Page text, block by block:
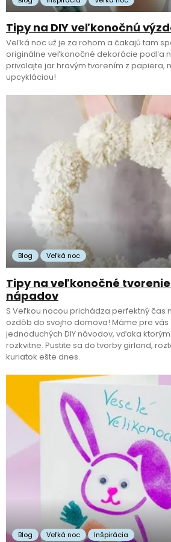
Tipy na DIY veľkonočnú
Veľká noc už je za rohom a čakajú tam
originálne veľkonočné dekorácie podľa
privolajte jar hravým tvorením z papiera,
upcykláciou!
Blog Veľká noc
Tipy na veľkonočné
nápadov
S Veľkou nocou prichádza perfektný čas
ozdôb do svojho domova! Máme pre vás
jednoduchých DIY návodov, vďaka
rozkvitne. Pustite sa do tvorby girland,
kuriatok ešte dnes.
Blog Veľká noc Inšpirácia